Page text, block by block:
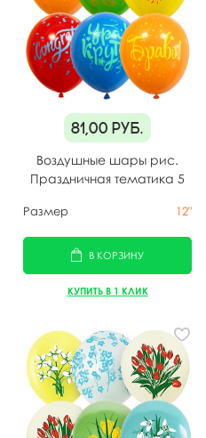
81,00 руб.
Воздушные шары рис.
Праздничная тематика 5
Размер 12"
В КОРЗИНУ
КУПИТЬ В 1 КЛИК